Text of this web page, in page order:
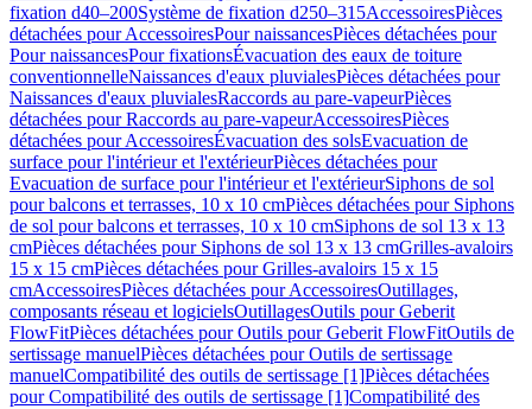
fixation d40–200Système de fixation d250–315AccessoiresPièces
détachées pour AccessoiresPour naissancesPièces détachées pour
Pour naissancesPour fixationsÉvacuation des eaux de toiture
conventionnelleNaissances d'eaux pluvialesPièces détachées pour
Naissances d'eaux pluvialesRaccords au pare-vapeurPièces
détachées pour Raccords au pare-vapeurAccessoiresPièces
détachées pour AccessoiresÉvacuation des solsEvacuation de
surface pour l'intérieur et l'extérieurPièces détachées pour
Evacuation de surface pour l'intérieur et l'extérieurSiphons de sol
pour balcons et terrasses, 10 x 10 cmPièces détachées pour Siphons
de sol pour balcons et terrasses, 10 x 10 cmSiphons de sol 13 x 13
cmPièces détachées pour Siphons de sol 13 x 13 cmGrilles-avaloirs
15 x 15 cmPièces détachées pour Grilles-avaloirs 15 x 15
cmAccessoiresPièces détachées pour AccessoiresOutillages,
composants réseau et logicielsOutillagesOutils pour Geberit
FlowFitPièces détachées pour Outils pour Geberit FlowFitOutils de
sertissage manuelPièces détachées pour Outils de sertissage
manuelCompatibilité des outils de sertissage [1]Pièces détachées
pour Compatibilité des outils de sertissage [1]Compatibilité des